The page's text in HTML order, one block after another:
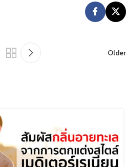
Older